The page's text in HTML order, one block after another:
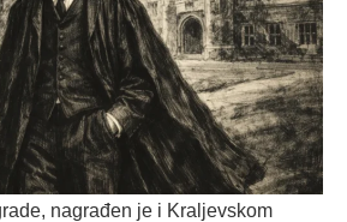
nagrađen je i Kraljevskom